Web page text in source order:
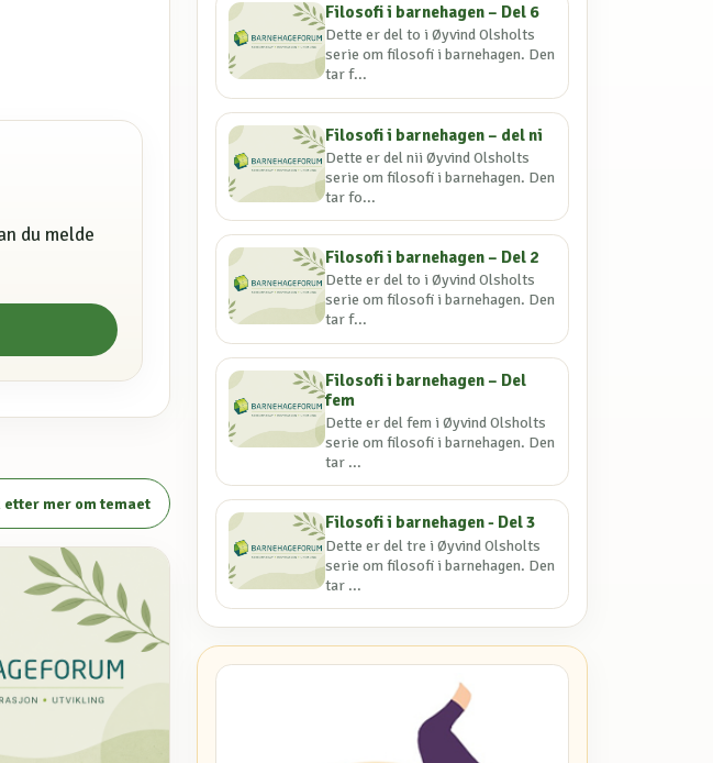
du melde
etter mer om temaet
Filosofi i barnehagen – Del 6
Dette er del to i Øyvind Olsholts
serie om filosofi i barnehagen. Den
tar f...
Filosofi i barnehagen – del ni
Dette er del nii Øyvind Olsholts
serie om filosofi i barnehagen. Den
tar fo...
Filosofi i barnehagen – Del 2
Dette er del to i Øyvind Olsholts
serie om filosofi i barnehagen. Den
tar f...
Filosofi i barnehagen – Del
fem
Dette er del fem i Øyvind Olsholts
serie om filosofi i barnehagen. Den
tar ...
Filosofi i barnehagen - Del 3
Dette er del tre i Øyvind Olsholts
serie om filosofi i barnehagen. Den
tar ...